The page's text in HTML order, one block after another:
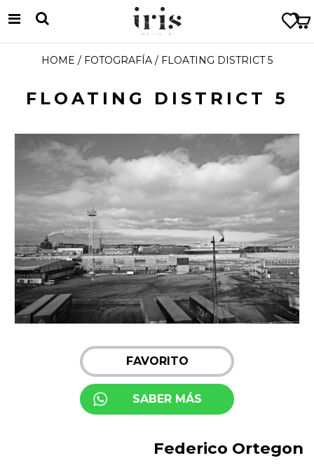
HOME / FOTOGRAFÍA / FLOATING DISTRICT 5
FLOATING DISTRICT 5
FAVORITO
SABER MÁS
Federico Ortegon